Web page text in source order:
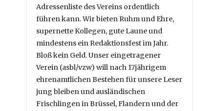
Adressenliste des Vereins ordentlich
führen kann. Wir bieten Ruhm und Ehre,
supernette Kollegen, gute Laune und
mindestens ein Redaktionsfest im Jahr.
Bloß kein Geld. Unser eingetragener
Verein (asbl/vzw) will nach 17jährigem
ehrenamtlichen Bestehen für unsere Leser
jung bleiben und ausländischen
Frischlingen in Brüssel, Flandern und der